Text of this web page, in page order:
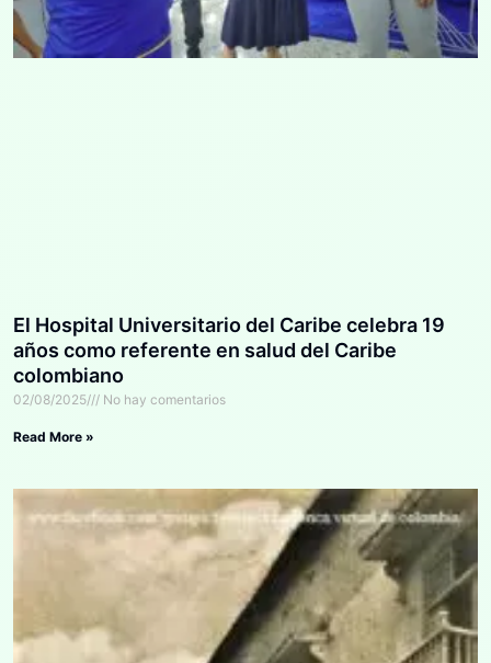
El Hospital Universitario del Caribe celebra 19
años como referente en salud del Caribe
colombiano
02/08/2025 No hay comentarios
Read More »